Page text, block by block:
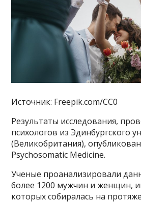
Источник: Freepik.com/CC0
Результаты исследования,
психологов из Эдинбургского
(Великобритания),
Psychosomatic Medicine.
Ученые проанализировали
более 1200 мужчин и женщин,
которых собиралась на